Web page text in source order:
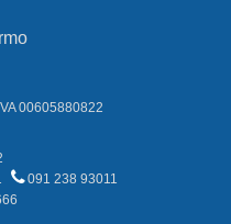
00605880822
091 238 93011